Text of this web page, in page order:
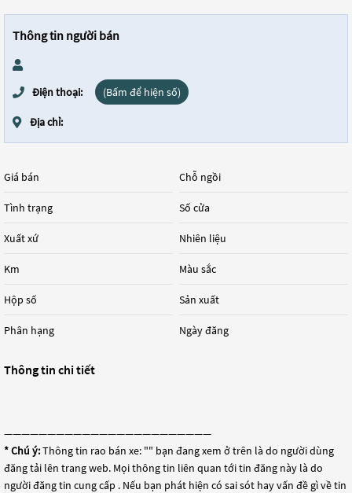
Thông tin người bán
Điện thoại: (Bấm để hiện số)
Địa chỉ:
Giá bán
Tình trạng
Xuất xứ
Km
Hộp số
Phân hạng
Chỗ ngồi
Số cửa
Nhiên liệu
Màu sắc
Sản xuất
Ngày đăng
Thông tin chi tiết
————————————————————————
* Chú ý:Thông tin rao bán xe: "" bạn đang xem ở trên là do người dùng
đăng tải lên trang web. Mọi thông tin liên quan tới tin đăng này là do
người đăng tin cung cấp . Nếu bạn phát hiện có sai sót hay vấn đề gì về tin